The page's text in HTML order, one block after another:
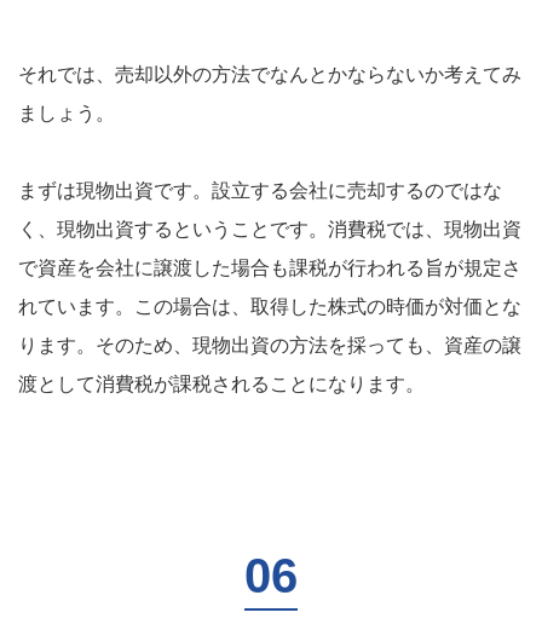
それでは、売却以外の方法でなんとかならないか考えてみ
ましょう。
まずは現物出資です。設立する会社に売却するのではな
く、現物出資するということです。消費税では、現物出資
で資産を会社に譲渡した場合も課税が行われる旨が規定さ
れています。この場合は、取得した株式の時価が対価とな
ります。そのため、現物出資の方法を採っても、資産の譲
渡として消費税が課税されることになります。